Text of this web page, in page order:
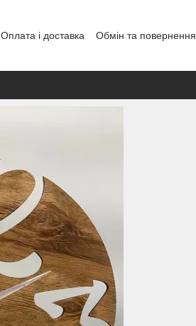
Оплата і доставка Обмін та повернення